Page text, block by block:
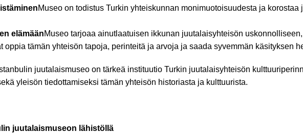
Museo on todistus Turkin yhteiskunnan monimuotoisuudesta ja
elämäänMuseo tarjoaa ainutlaatuisen ikkunan juutalaisyhteisön
oppia tämän yhteisön tapoja, perinteitä ja arvoja ja saada syvemmän käsityksen
juutalaismuseo on tärkeä instituutio Turkin juutalaisyhteisön
yleisön tiedottamiseksi tämän yhteisön historiasta ja kulttuurista.
juutalaismuseon lähistöllä